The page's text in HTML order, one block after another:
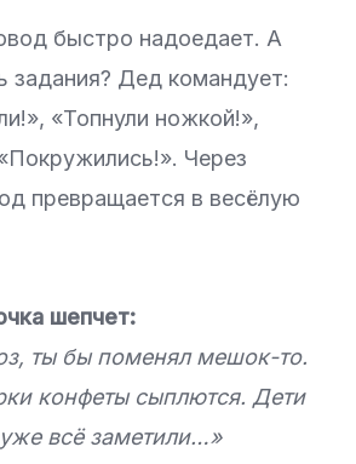
быстро надоедает. А
задания? Дед командует:
«Топнули ножкой!»,
Через
превращается в весёлую
шепчет:
ты бы поменял мешок-то.
конфеты сыплются. Дети
всё заметили…»